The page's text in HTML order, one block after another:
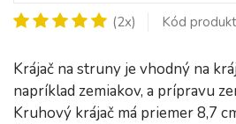
(2x) Kód
Krájač na struny je vhodný na
napríklad zemiakov, a prípravu
Kruhový krájač má priemer 8,7